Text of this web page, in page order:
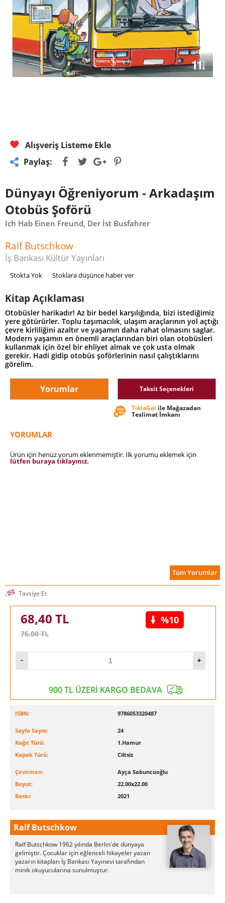
Alışveriş Listeme Ekle
Paylaş:
Dünyayı Öğreniyorum - Arkadaşım
Otobüs Şoförü
Ich Hab Einen Freund, Der İst Busfahrer
Ralf Butschkow
İş Bankası Kültür Yayınları
Stokta Yok Stoklara düşünce haber ver
Kitap Açıklaması
Otobüsler harikadır! Az bir bedel karşılığında, bizi istediğimiz
yere götürürler. Toplu taşımacılık, ulaşım araçlarının yol açtığı
çevre kirliliğini azaltır ve yaşamın daha rahat olmasını saglar.
Modern yaşamın en önemli araçlarından biri olan otobüsleri
kullanmak için özel bir ehliyet almak ve çok usta olmak
gerekir. Hadi gidip otobüs şoförlerinin nasıl çalıştıklarını
görelim.
Yorumlar Taksit Seçenekleri
TıklaGel ile Mağazadan
Teslimat İmkanı
YORUMLAR
Ürün için henüz yorum eklenmemiştir. İlk yorumu eklemek için
lütfen buraya tıklayınız.
Tüm Yorumlar
Tavsiye Et
68,40 TL
76,00TL
%10
900 TL ÜZERİ KARGO BEDAVA
ISBN: 9786053320487
Sayfa Sayısı:
24
Kağıt Türü:
1.Hamur
Kapak Türü:
Ciltsiz
Çevirmen:
Ayça Sabuncuoğlu
Boyut:
22.00x22.00
Baskı:
2021
Ralf Butschkow
Ralf Butschkow 1962 yılında Berlin'de dünyaya
gelmiştir. Çocuklar için eğlenceli hikayeler yazan
yazarın kitapları İş Bankası Yayınevi tarafından
minik okuyucularına sunulmuştur.